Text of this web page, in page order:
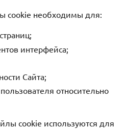
cookie необходимы для:
интерфейса;
Сайта;
относительно
cookie используются для